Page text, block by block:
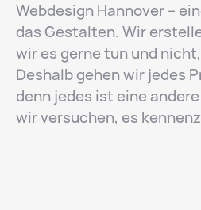
Webdesign Hannover –
das Gestalten. Wir
wir es gerne tun und
Deshalb gehen wir jedes
denn jedes ist eine
wir versuchen, es